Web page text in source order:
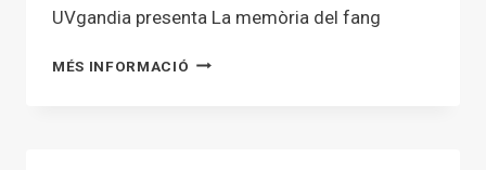
UVgandia presenta La memòria del fang
MÉS INFORMACIÓ TESTIMONIS